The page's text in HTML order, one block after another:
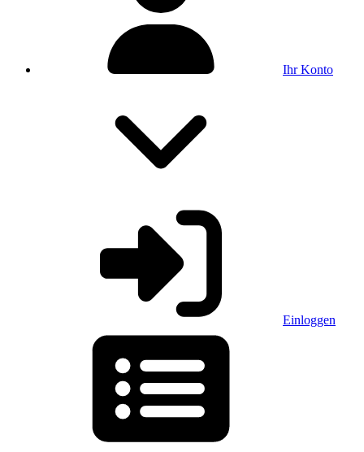
Ihr Konto
Einloggen